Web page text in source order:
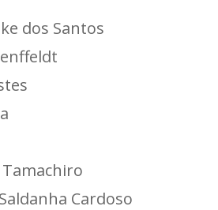
dos Santos
Cardoso